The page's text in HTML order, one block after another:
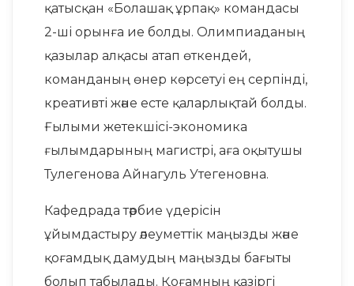
қатысқан «Болашақ ұрпақ» командасы
2-ші орынға ие болды. Олимпиаданың
қазылар алқасы атап өткендей,
команданың өнер көрсетуі ең серпінді,
креативті және есте қаларлықтай болды.
Ғылыми жетекшісі-экономика
ғылымдарының магистрі, аға оқытушы
Тулегенова Айнагуль Утегеновна.
Кафедрада тәрбие үдерісін
ұйымдастыру әлеуметтік маңызды және
қоғамдық дамудың маңызды бағыты
болып табылады. Қоғамның қазіргі